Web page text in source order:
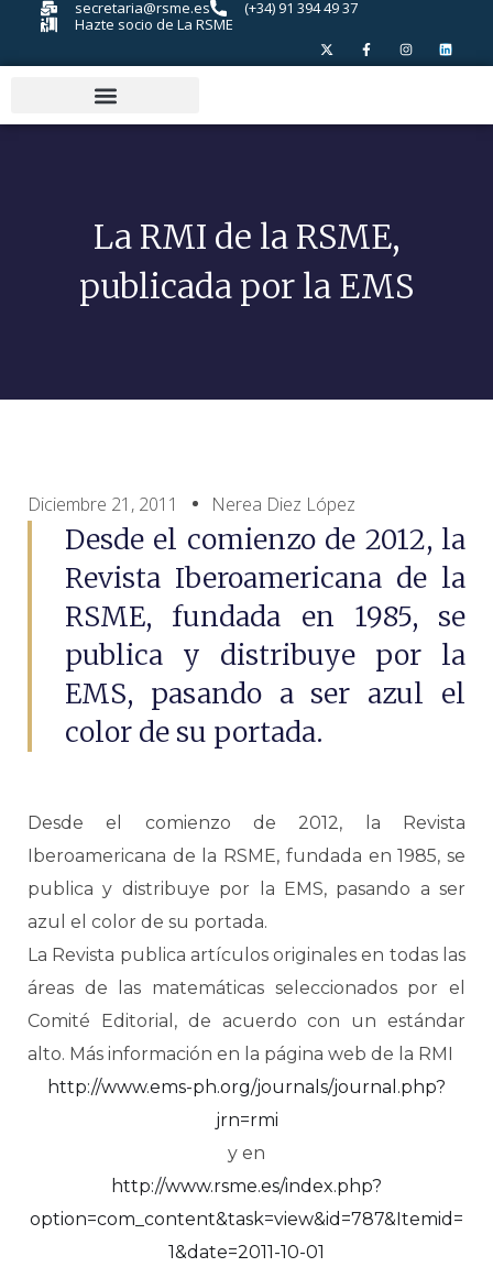
secretaria@rsme.es
(+34) 91 394 49 37
Hazte socio de La RSME
La RMI de la RSME,
publicada por la EMS
Diciembre 21, 2011 Nerea Diez López
Desde el comienzo de 2012, la
Revista Iberoamericana de la
RSME, fundada en 1985, se
publica y distribuye por la
EMS, pasando a ser azul el
color de su portada.
Desde el comienzo de 2012, la Revista
Iberoamericana de la RSME, fundada en 1985, se
publica y distribuye por la EMS, pasando a ser
azul el color de su portada.
La Revista publica artículos originales en todas las
áreas de las matemáticas seleccionados por el
Comité Editorial, de acuerdo con un estándar
alto. Más información en la página web de la RMI
http://www.ems-ph.org/journals/journal.php?
jrn=rmi
y en
http://www.rsme.es/index.php?
option=com_content&task=view&id=787&Itemid=
1&date=2011-10-01